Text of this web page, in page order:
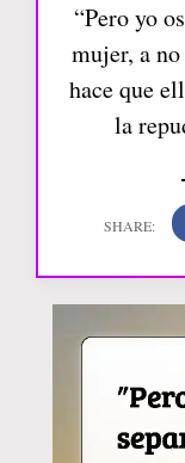
“Pero yo
mujer, a
hace que
la